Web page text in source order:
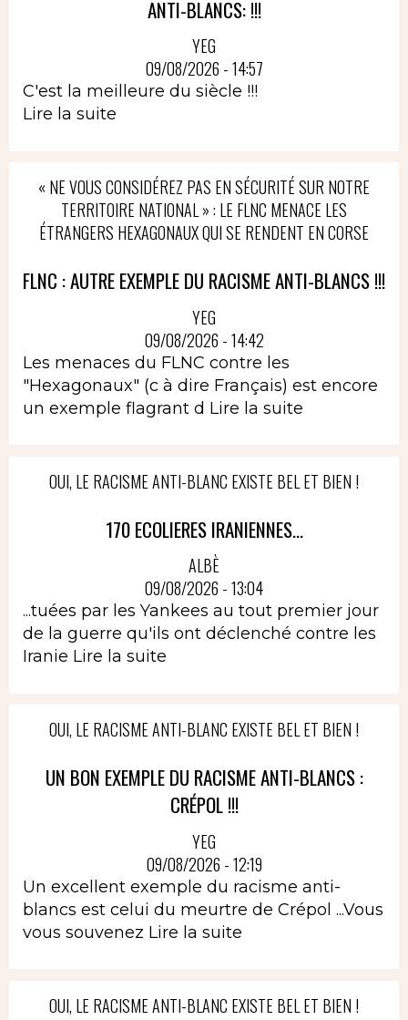
ANTI-BLANCS: !!!
YEG
09/08/2026 - 14:57
C'est la meilleure du siècle !!!
Lire la suite
« NE VOUS CONSIDÉREZ PAS EN SÉCURITÉ SUR NOTRE
TERRITOIRE NATIONAL » : LE FLNC MENACE LES
ÉTRANGERS HEXAGONAUX QUI SE RENDENT EN CORSE
FLNC : AUTRE EXEMPLE DU RACISME ANTI-BLANCS !!!
YEG
09/08/2026 - 14:42
Les menaces du FLNC contre les
"Hexagonaux" (c à dire Français) est encore
un exemple flagrant d Lire la suite
OUI, LE RACISME ANTI-BLANC EXISTE BEL ET BIEN !
170 ECOLIERES IRANIENNES...
ALBÈ
09/08/2026 - 13:04
...tuées par les Yankees au tout premier jour
de la guerre qu'ils ont déclenché contre les
Iranie Lire la suite
OUI, LE RACISME ANTI-BLANC EXISTE BEL ET BIEN !
UN BON EXEMPLE DU RACISME ANTI-BLANCS :
CRÉPOL !!!
YEG
09/08/2026 - 12:19
Un excellent exemple du racisme anti-
blancs est celui du meurtre de Crépol ...Vous
vous souvenez Lire la suite
OUI, LE RACISME ANTI-BLANC EXISTE BEL ET BIEN !